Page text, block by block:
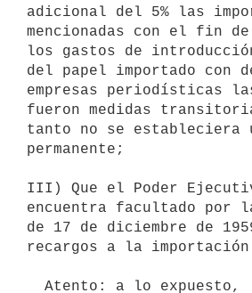
adicional del 5% las
mencionadas con el fin
los gastos de
del papel importado con
empresas periodísticas
fueron medidas
tanto no se estableciera
permanente;
III) Que el Poder
encuentra facultado por
de 17 de diciembre de
recargos a la